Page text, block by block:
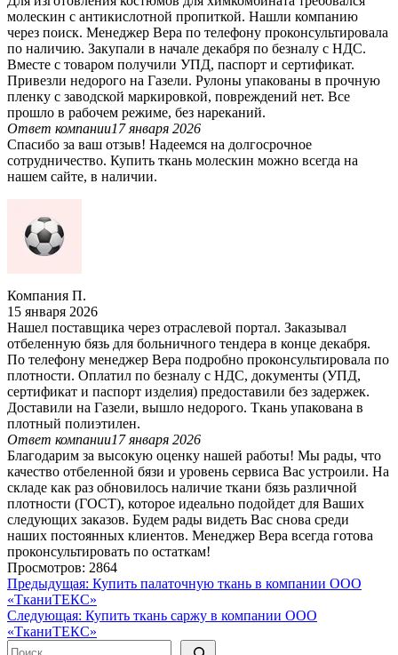
молескин с антикислотной пропиткой. Нашли компанию
через поиск. Менеджер Вера по телефону проконсультировала
по наличию. Закупали в начале декабря по безналу с НДС.
Вместе с товаром получили УПД, паспорт и сертификат.
Привезли недорого на Газели. Рулоны упакованы в прочную
пленку с заводской маркировкой, повреждений нет. Все
прошло в рабочем режиме, без нареканий.
Ответ компании17 января 2026
Спасибо за ваш отзыв! Надеемся на долгосрочное
сотрудничество. Купить ткань молескин можно всегда на
нашем сайте, в наличии.
Компания П.
15 января 2026
Нашел поставщика через отраслевой портал. Заказывал
отбеленную бязь для больничного тендера в конце декабря.
По телефону менеджер Вера подробно проконсультировала по
плотности. Оплатил по безналу с НДС, документы (УПД,
сертификат и паспорт изделия) предоставили без задержек.
Доставили на Газели, вышло недорого. Ткань упакована в
плотный полиэтилен.
Ответ компании17 января 2026
Благодарим за высокую оценку нашей работы! Мы рады, что
качество отбеленной бязи и уровень сервиса Вас устроили. На
складе как раз обновилось наличие ткани бязь различной
плотности (ГОСТ), которое идеально подойдет для Ваших
следующих заказов. Будем рады видеть Вас снова среди
наших постоянных клиентов. Менеджер Вера всегда готова
проконсультировать по остаткам!
Просмотров: 2864
Навигация
по
записям
Предыдущая: Купить палаточную ткань в компании ООО
«ТканиТЕКС»
Следующая: Купить ткань саржу в компании ООО
«ТканиТЕКС»
Поиск